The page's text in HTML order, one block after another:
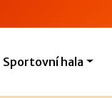
Sportovní hala